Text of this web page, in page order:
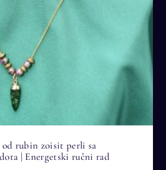
od rubin zoisit perli sa
| Energetski ručni rad